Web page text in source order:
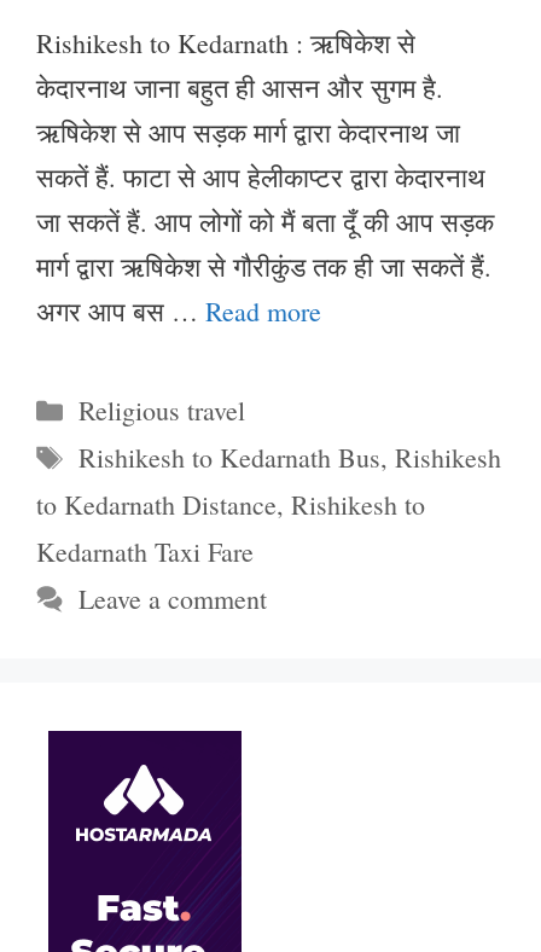
Rishikesh to Kedarnath : ऋषिकेश से
केदारनाथ जाना बहुत ही आसन और सुगम है.
ऋषिकेश से आप सड़क मार्ग द्वारा केदारनाथ जा
सकतें हैं. फाटा से आप हेलीकाप्टर द्वारा केदारनाथ
जा सकतें हैं. आप लोगों को मैं बता दूँ की आप सड़क
मार्ग द्वारा ऋषिकेश से गौरीकुंड तक ही जा सकतें हैं.
अगर आप बस … Read more
Categories
Religious travel
Tags
Rishikesh to Kedarnath Bus,Rishikesh
to Kedarnath Distance, Rishikesh to
Kedarnath Taxi Fare
Leave a comment